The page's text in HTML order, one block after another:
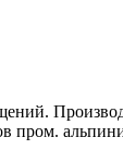
пром.